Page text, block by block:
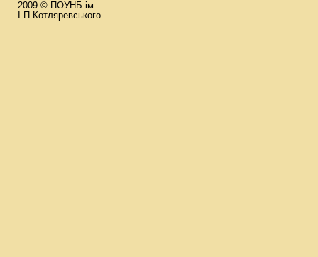
2009 © ПОУНБ ім.
І.П.Котляревського